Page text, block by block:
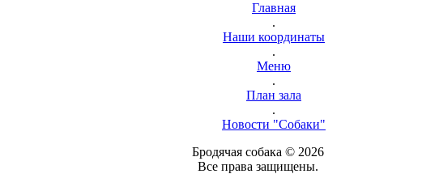
Главная
.
Наши координаты
.
Меню
.
План зала
.
Новости "Собаки"
Бродячая собака © 2026
Все права защищены.